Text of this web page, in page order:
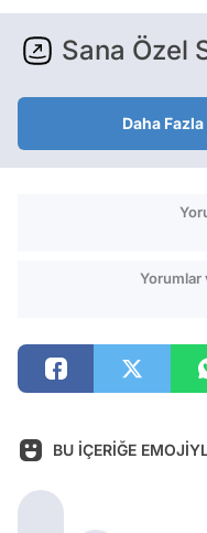
Sana Özel
Daha
Yorumlar
BU İÇERİĞE